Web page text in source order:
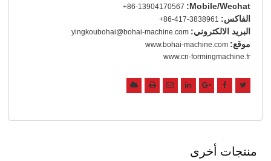
Mobile/Wechat:
+86-13904170567
الفاكس: +86-417-3838961
البريد الالكتروني: yingkoubohai@bohai-machine.com
موقع: www.bohai-machine.com
www.cn-formingmachine.fr
منتجات أخرى